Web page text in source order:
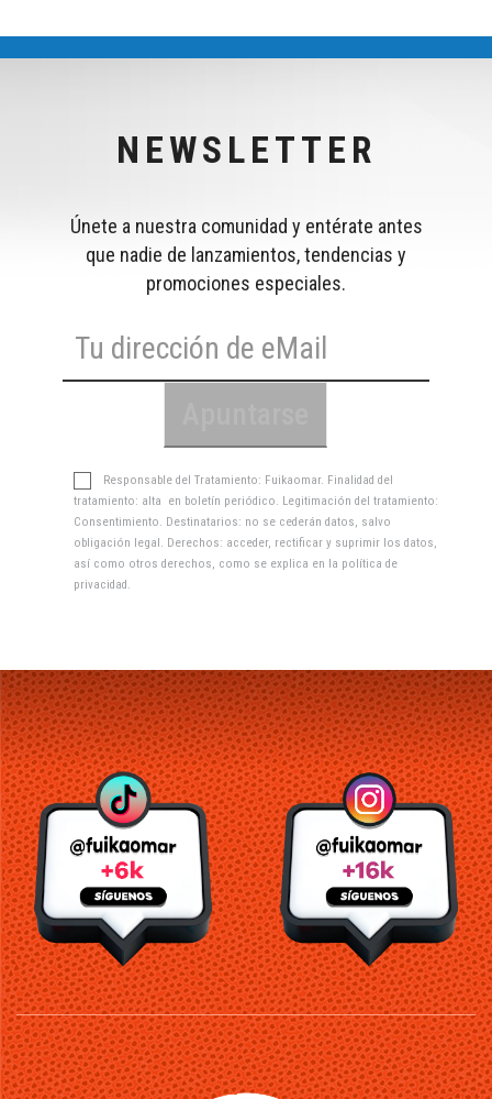
NEWSLETTER
Únete a nuestra comunidad y entérate antes
que nadie de lanzamientos, tendencias y
promociones especiales.
Responsable del Tratamiento: Fuikaomar. Finalidad del
tratamiento: alta en boletín periódico. Legitimación del tratamiento:
Consentimiento. Destinatarios: no se cederán datos, salvo
obligación legal. Derechos: acceder, rectificar y suprimir los datos,
así como otros derechos, como se explica en la política de
privacidad .